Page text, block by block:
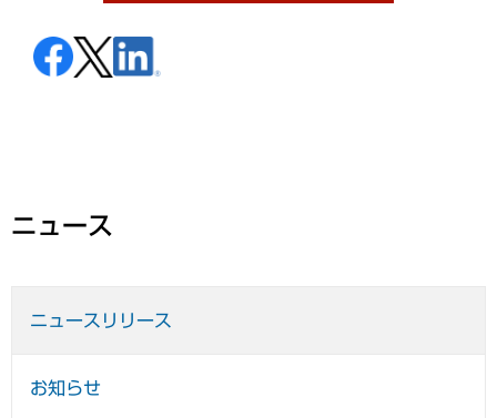
ニュース
ニュースリリース
お知らせ